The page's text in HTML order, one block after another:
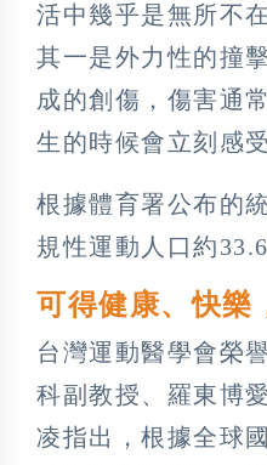
活中幾乎是無所不
其一是外力性的撞
成的創傷，傷害通
生的時候會立刻感
根據體育署公布的
規性運動人口約33.6
可得健康、快樂
台灣運動醫學會榮
科副教授、羅東博
凌指出，根據全球